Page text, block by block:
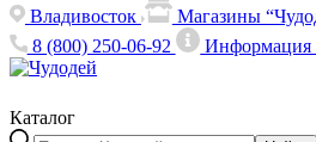
Владивосток
Магазины
8 (800) 250-06-92
Информация
Каталог